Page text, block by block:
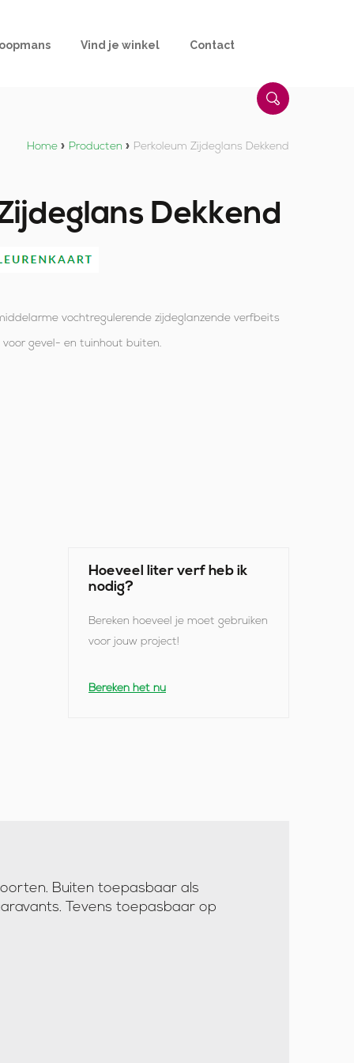
Vind je winkel Contact
Home » Producten » Perkoleum Zijdeglans Dekkend
Dekkend
vochtregulerende zijdeglanzende verfbeits
gevel- en tuinhout buiten.
Hoeveel liter verf heb ik
nodig?
Bereken hoeveel je moet gebruiken
voor jouw project!
Bereken het nu
Buiten toepasbaar als
Tevens toepasbaar op